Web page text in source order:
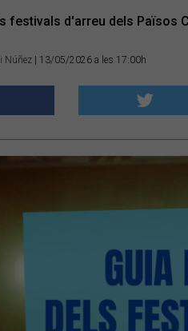
festivals d'arreu dels Països
Núñez | 13/05/2026 a les 17:00h